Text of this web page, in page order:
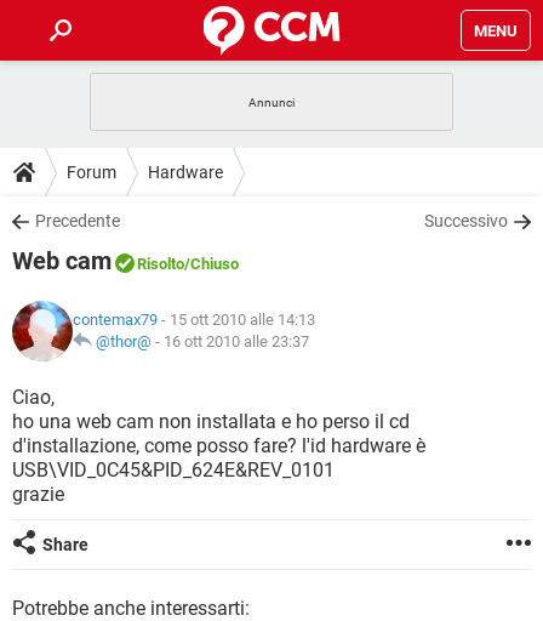
MENU
INTRATTENIMENTO
iOS
INSTAGRAM
TIKTOK
HARDWARE
GUIDE
COVID-19
INSTAGRAM WHATSAPP
TIKTOK
HARDWARE
DOWNLOAD
COVID-19
INTRATTENIMENTO
iOS WINDOWS 10
INSTAGRAM
TIKTOK FACEBOOK
HARDWARE
COVID-19 GAMING
INTRATTENIMENTO
iOS
INSTAGRAM WHATSAPP
TIKTOK
HARDWARE
GLOSSARIO
COVID-19
INTRATTENIMENTO ANDROID
iOS WINDOWS 10
TIKTOK
Forum Hardware
Precedente Successivo
Web cam Risolto/Chiuso
contemax79 - 15 ott 2010 alle 14:13
@thor@ - 16 ott 2010 alle 23:37
Ciao,
ho una web cam non installata e ho perso il cd
d'installazione, come posso fare? l'id hardware è
USB\VID_0C45&PID_624E&REV_0101
grazie
Share
Potrebbe anche interessarti: